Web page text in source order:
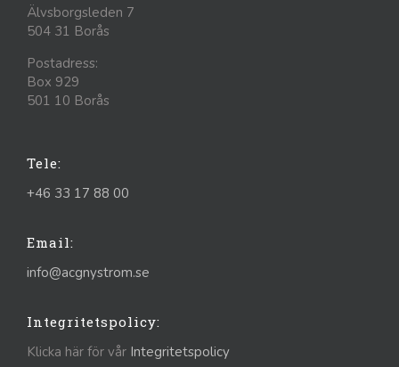
Älvsborgsleden 7
504 31 Borås
Postadress:
Box 929
501 10 Borås
Tele:
+46 33 17 88 00
Email:
info@acgnystrom.se
Integritetspolicy:
Klicka här för vår Integritetspolicy